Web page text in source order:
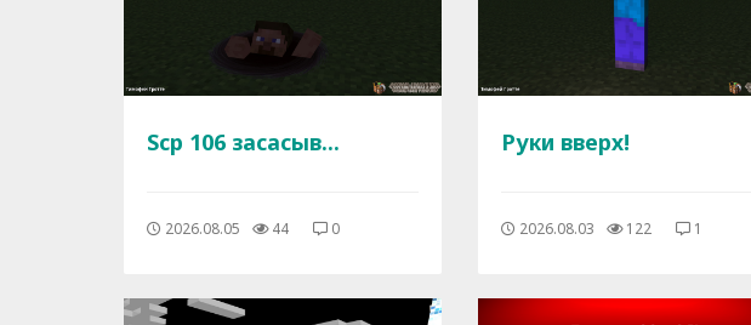
Scp 106 засасыв...
2026.08.05 44 0
Руки вверх!
2026.08.03 122 1